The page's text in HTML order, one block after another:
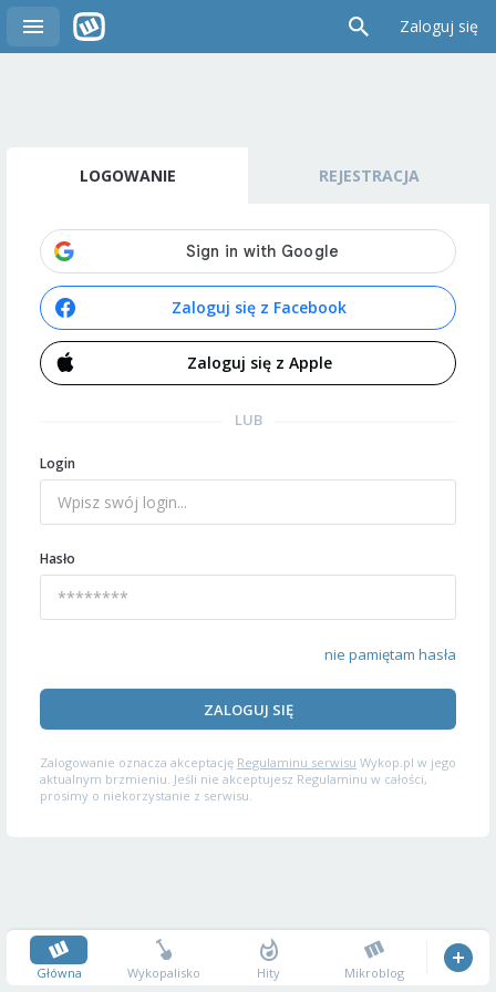
Zaloguj się
LOGOWANIE REJESTRACJA
Zaloguj się z Facebook
Zaloguj się z Apple
LUB
Login
Hasło
nie pamiętam hasła
ZALOGUJ SIĘ
Zalogowanie oznacza akceptację Regulaminu serwisu Wykop.pl w jego
aktualnym brzmieniu. Jeśli nie akceptujesz Regulaminu w całości,
prosimy o niekorzystanie z serwisu.
Główna Wykopalisko Hity Mikroblog